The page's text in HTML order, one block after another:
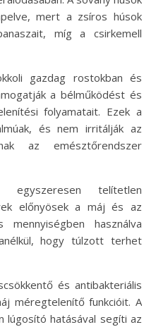
mert a zsíros húsok
míg a csirkemell
gazdag rostokban és
a bélműködést és
folyamatait. Ezek a
és nem irritálják az
az emésztőrendszer
egyszeresen telítetlen
előnyösek a máj és az
mennyiségben használva
hogy túlzott terhet
és antibakteriális
méregtelenítő funkcióit. A
lúgosító hatásával segíti az